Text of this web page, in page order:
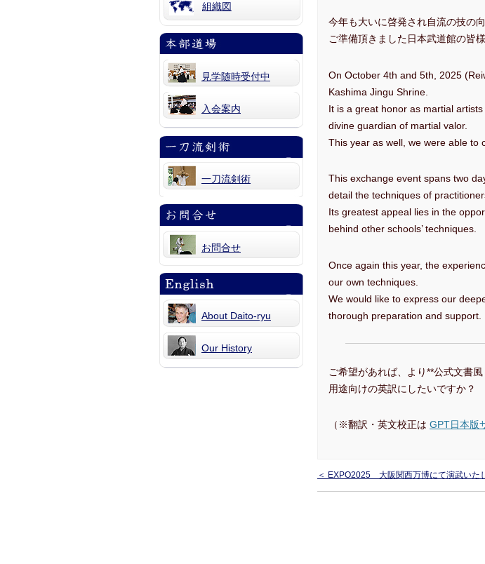
組織図
見学随時受付中
入会案内
一刀流剣術
お問合せ
About Daito-ryu
Our History
今年も大いに啓発され自流の技の
ご準備頂きました日本武道館の皆
On October 4th and 5th, 2025
Kashima Jingu Shrine.
It is a great honor as martial
divine guardian of martial valor.
This year as well, we were able to
This exchange event spans two
detail the techniques of
Its greatest appeal lies in the
behind other schools’ techniques.
Once again this year, the
our own techniques.
We would like to express our
thorough preparation and support.
ご希望があれば、より**公式文書
用途向けの英訳にしたいですか？
（※翻訳・英文校正は GPT日本版
＜ EXPO2025 大阪関西万博にて演武いた